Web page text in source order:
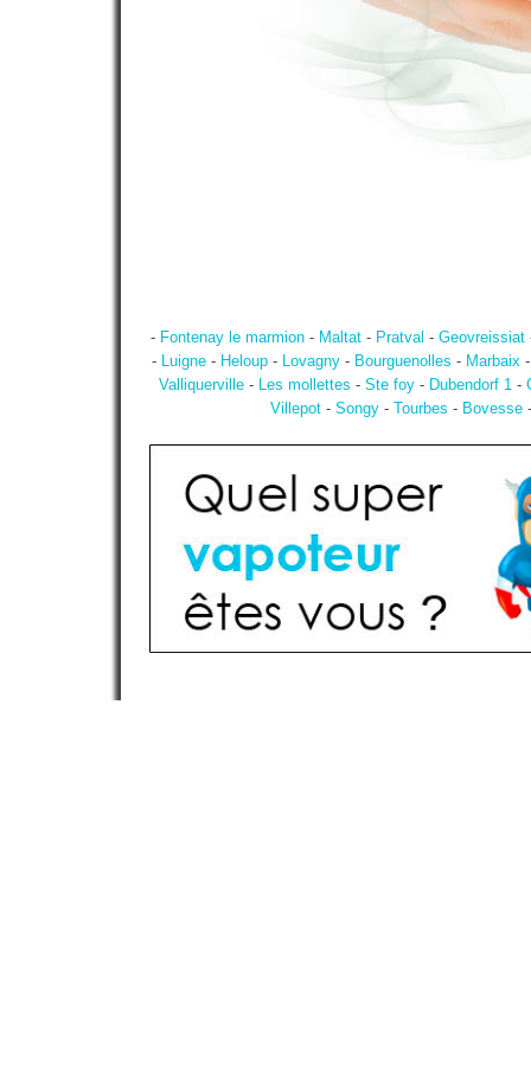
- Fontenay le marmion- Maltat- Pratval - Geovreissiat
- Luigne- Heloup- Lovagny- Bourguenolles - Marbaix
Valliquerville - Les mollettes - Ste foy - Dubendorf 1 -
Villepot- Songy- Tourbes - Bovesse